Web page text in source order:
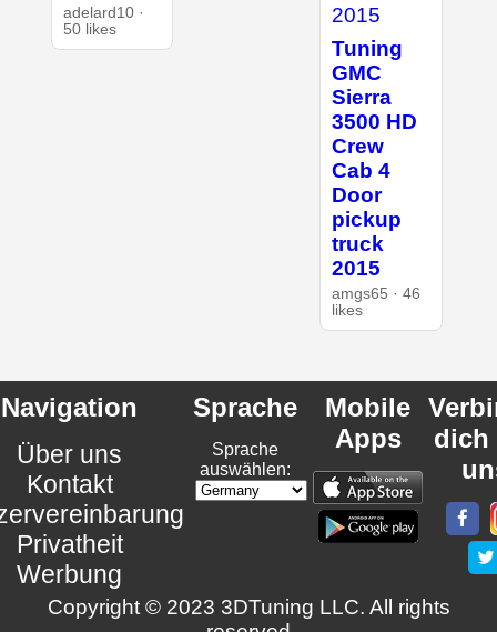
adelard10 ·
50 likes
Tuning
GMC
Sierra
3500 HD
Crew
Cab 4
Door
pickup
truck
2015
amgs65 · 46
likes
Navigation
Über uns
Kontakt
Privatheit
Werbung
Sprache
Sprache
auswählen:
Mobile
Apps
dich
Copyright © 2023 3DTuning LLC. All rights